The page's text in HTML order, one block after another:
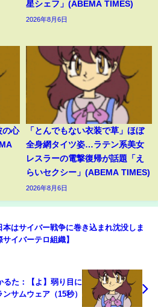
星シェフ」(ABEMA TIMES)
2026年8月6日
の心
「とんでもない衣装で草」ほぼ
全身網タイツ姿…ラテン系美女
レスラーの電撃復帰が話題「え
らいセクシー」(ABEMA TIMES)
2026年8月6日
本はサイバー戦争に巻き込まれ沈没しま
イバーテロ組織】
るた：【よ】弱り目に
ンサムウェア（15秒）